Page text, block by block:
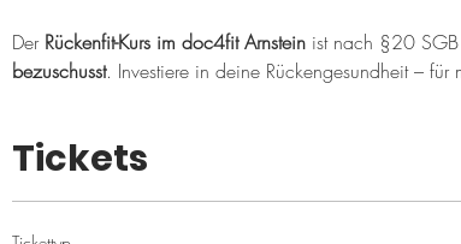
Der Rückenfit-Kurs im doc4fit Arnstein ist nach §20 SGB
bezuschusst. Investiere in deine Rückengesundheit –
Tickets